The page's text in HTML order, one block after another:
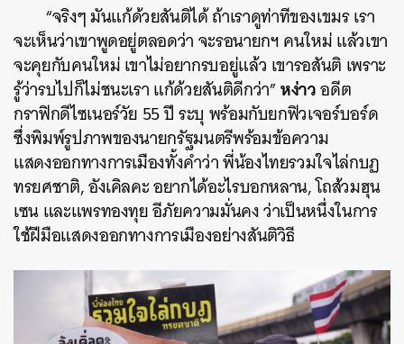
“จริงๆ มันแก้ด้วยสันติได้ ถ้าเราดูท่าทีของเขมร เรา
จะเห็นว่าเขาพูดอยู่ตลอดว่า จะรอนายกฯ คนใหม่ แล้วเขา
จะคุยกับคนใหม่ เขาไม่อยากรบอยู่แล้ว เขารอสันติ เพราะ
รู้ว่ารบไปก็ไม่ชนะเรา แก้ด้วยสันติดีกว่า”หง่าวอดีต
กราฟิกดีไซเนอร์วัย 55 ปี ระบุ พร้อมกับยกฟิวเจอร์บอร์ด
ซึ่งพิมพ์รูปภาพของนายกรัฐมนตรีพร้อมข้อความ
แสดงออกทางการเมืองทั้งคำว่า พี่น้องไทยรวมใจไล่กบฏ
ทรยศชาติ, อังเคิลคะ อยากได้อะไรบอกหลาน, โถส้วมฮุน
เซน และแพรทองทุย อีภัยความมั่นคง ว่าเป็นหนึ่งในการ
ใช้ฝีมือแสดงออกทางการเมืองอย่างสันติวิธี